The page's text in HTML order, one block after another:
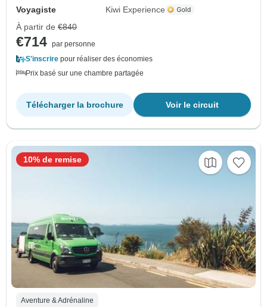
Voyagiste
Kiwi Experience
À partir de €840
€714 par personne
S'inscrire pour réaliser des économies
Prix basé sur une chambre partagée
Voir le circuit
Télécharger la brochure
Aventure & Adrénaline
10% de remise